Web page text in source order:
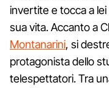
invertite e tocca a lei
sua vita. Accanto a
Montanarini, si
protagonista dello
telespettatori. Tra